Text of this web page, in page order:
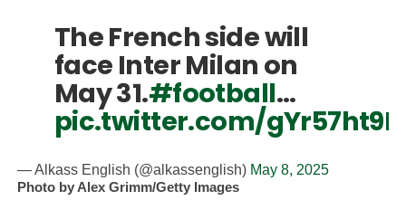
The French side will
face Inter Milan on
May 31.#football…
pic.twitter.com/
— Alkass English (@alkassenglish) May 8, 2025
Photo by Alex Grimm/Getty Images